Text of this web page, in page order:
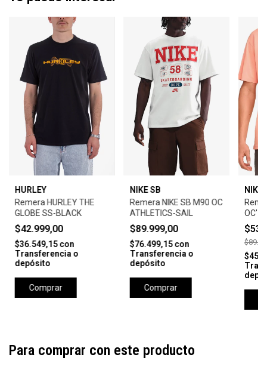
HURLEY
Remera HURLEY THE
GLOBE SS-BLACK
$42.999,00
$36.549,15con
Transferencia o
depósito
Comprar
NIKE SB
Remera NIKE SB M90 OC
ATHLETICS-SAIL
$89.999,00
$76.499,15con
Transferencia o
depósito
Comprar
NIKE
OC'-
Para comprar con este producto